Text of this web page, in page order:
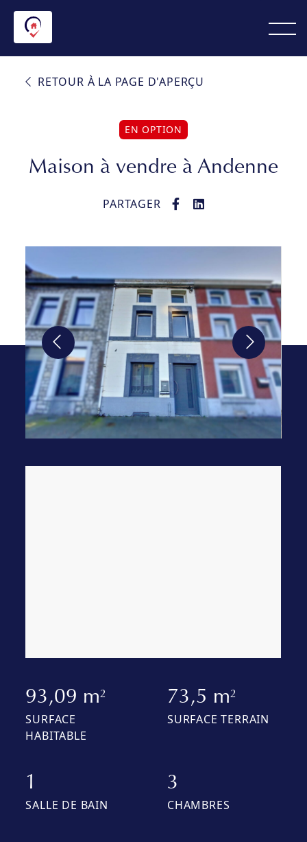
RETOUR À LA PAGE D'APERÇU
EN OPTION
Maison à vendre à Andenne
PARTAGER
93,09 m2
SURFACE
HABITABLE
73,5 m2
SURFACE TERRAIN
1
SALLE DE BAIN
3
CHAMBRES